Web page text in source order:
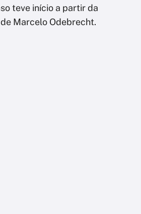
teve início a partir da
Marcelo Odebrecht.